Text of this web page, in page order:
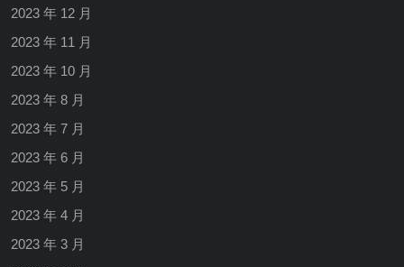
2023 年 12 月
2023 年 11 月
2023 年 10 月
2023 年 8 月
2023 年 7 月
2023 年 6 月
2023 年 5 月
2023 年 4 月
2023 年 3 月